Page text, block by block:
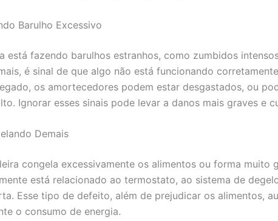
Barulho Excessivo
está fazendo barulhos estranhos, como zumbidos
é sinal de que algo não está funcionando
os amortecedores podem estar desgastados, ou
Ignorar esses sinais pode levar a danos mais graves e
Demais
congela excessivamente os alimentos ou forma muito
está relacionado ao termostato, ao sistema de
Esse tipo de defeito, além de prejudicar os alimentos,
o consumo de energia.